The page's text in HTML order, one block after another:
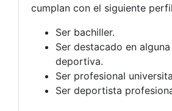
cumplan con el siguiente
Ser bachiller.
Ser destacado en alguna
deportiva.
Ser profesional
Ser deportista